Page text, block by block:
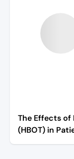
The Effects of
(HBOT) in